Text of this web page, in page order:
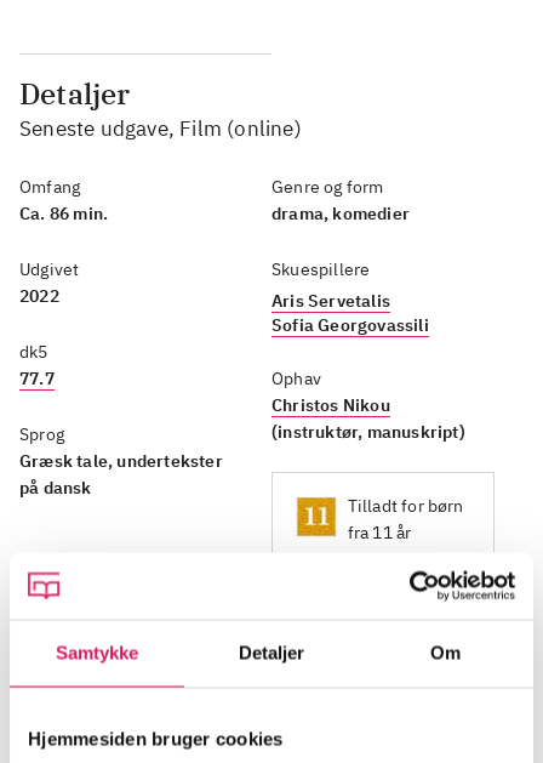
Samtykke Detaljer Om
Hjemmesiden bruger cookies
Detaljer
Seneste udgave, Film (online)
Omfang
Ca. 86 min.
Udgivet
2022
dk5
77.7
Sprog
Græsk tale, undertekster
på dansk
Genre og form
drama, komedier
Skuespillere
Aris Servetalis
Sofia Georgovassili
Ophav
Christos Nikou
(instruktør, manuskript)
Tilladt for børn
fra 11 år